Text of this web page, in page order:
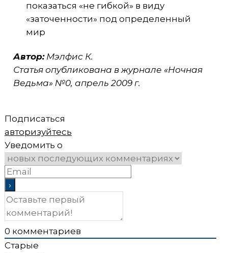
показаться «не гибкой» в виду
«заточенности» под определенный
мир
Автор: Мэлфис К.
Статья опубликована в журнале «Ночная
Ведьма» №0, апрель 2009 г.
Подписаться
авторизуйтесь
Уведомить о
0 комментариев
Старые